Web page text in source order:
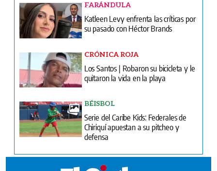
FARÁNDULA
Katleen Levy enfrenta las críticas por
su pasado con Héctor Brands
CRÓNICA ROJA
Los Santos | Robaron su bicicleta y le
quitaron la vida en la playa
BÉISBOL
Serie del Caribe Kids: Federales de
Chiriquí apuestan a su pitcheo y
defensa